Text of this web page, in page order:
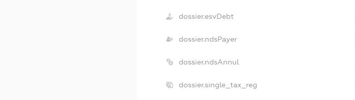
dossier.esvDebt
dossier.ndsPayer
dossier.ndsAnnul
dossier.single_tax_reg